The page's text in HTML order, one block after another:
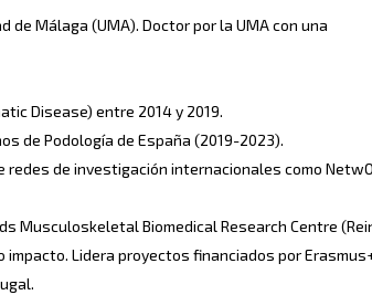
de Málaga (UMA). Doctor por la UMA con una
Disease) entre 2014 y 2019.
de Podología de España (2019-2023).
redes de investigación internacionales como
Musculoskeletal Biomedical Research Centre
Lidera proyectos financiados por